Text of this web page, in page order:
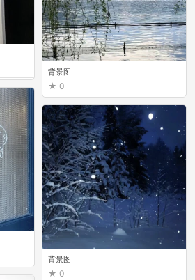
背景图
0
背景图
0